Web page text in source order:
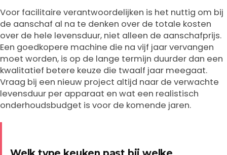
Voor facilitaire verantwoordelijken is het nuttig om bij
de aanschaf al na te denken over de totale kosten
over de hele levensduur, niet alleen de aanschafprijs.
Een goedkopere machine die na vijf jaar vervangen
moet worden, is op de lange termijn duurder dan een
kwalitatief betere keuze die twaalf jaar meegaat.
Vraag bij een nieuw project altijd naar de verwachte
levensduur per apparaat en wat een realistisch
onderhoudsbudget is voor de komende jaren.